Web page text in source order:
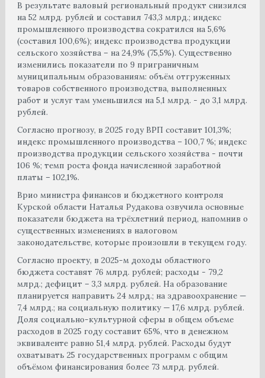
В результате валовый региональный продукт снизился
на 52 млрд. рублей и составил 743,3 млрд.; индекс
промышленного производства сократился на 5,6%
(составил 100,6%); индекс производства продукции
сельского хозяйства – на 24,9% (75,5%). Существенно
изменились показатели по 9 приграничным
муниципальным образованиям: объём отгруженных
товаров собственного производства, выполненных
работ и услуг там уменьшился на 5,1 млрд. - до 3,1 млрд.
рублей.
Согласно прогнозу, в 2025 году ВРП составит 101,3%;
индекс промышленного производства – 100,7 %; индекс
производства продукции сельского хозяйства - почти
106 %; темп роста фонда начисленной заработной
платы – 102,1%.
Врио министра финансов и бюджетного контроля
Курской области Наталья Рудакова озвучила основные
показатели бюджета на трёхлетний период, напомнив о
существенных изменениях в налоговом
законодательстве, которые произошли в текущем году.
Согласно проекту, в 2025-м доходы областного
бюджета составят 76 млрд. рублей; расходы - 79,2
млрд.; дефицит – 3,3 млрд. рублей. На образование
планируется направить 24 млрд.; на здравоохранение —
7,4 млрд.; на социальную политику — 17,6 млрд. рублей.
Доля социально-культурной сферы в общем объеме
расходов в 2025 году составит 65%, что в денежном
эквиваленте равно 51,4 млрд. рублей. Расходы будут
охватывать 25 государственных программ с общим
объёмом финансирования более 73 млрд. рублей.